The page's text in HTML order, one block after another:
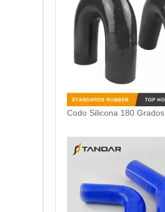
Codo Silicona 180 Grados